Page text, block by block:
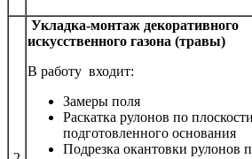
Укладка-монтаж декоративного
искусственного газона (травы)
В работу входит:
Замеры поля
Раскатка рулонов по плоскости
подготовленного основания
Подрезка окантовки рулонов